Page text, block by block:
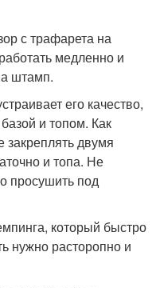
с трафарета на
медленно и
штамп.
его качество,
и топом. Как
закреплять двумя
и топа. Не
просушить под
который быстро
нужно расторопно и